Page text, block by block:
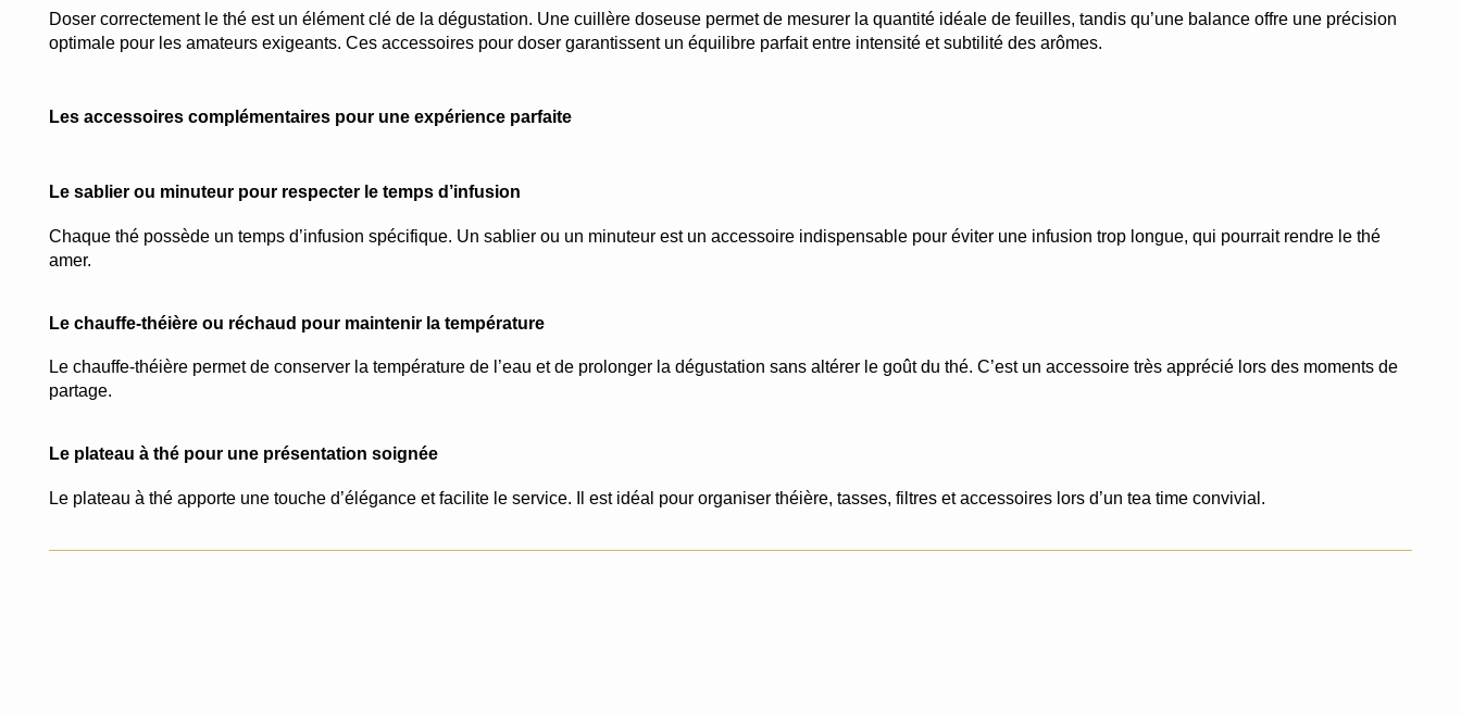
Doser correctement le thé est un élément clé de la dégustation. Une cuillère doseuse permet de mesurer la quantité idéale de feuilles, tandis qu’une balance offre une précision
optimale pour les amateurs exigeants. Ces accessoires pour doser garantissent un équilibre parfait entre intensité et subtilité des arômes.
Les accessoires complémentaires pour une expérience parfaite
Le sablier ou minuteur pour respecter le temps d’infusion
Chaque thé possède un temps d’infusion spécifique. Un sablier ou un minuteur est un accessoire indispensable pour éviter une infusion trop longue, qui pourrait rendre le thé
amer.
Le chauffe-théière ou réchaud pour maintenir la température
Le chauffe-théière permet de conserver la température de l’eau et de prolonger la dégustation sans altérer le goût du thé. C’est un accessoire très apprécié lors des moments de
partage.
Le plateau à thé pour une présentation soignée
Le plateau à thé apporte une touche d’élégance et facilite le service. Il est idéal pour organiser théière, tasses, filtres et accessoires lors d’un tea time convivial.